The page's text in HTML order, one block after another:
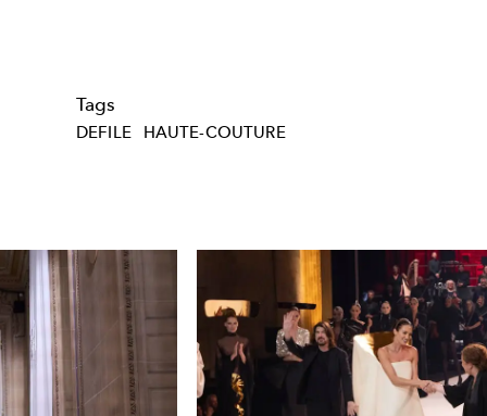
Tags
DEFILE HAUTE-COUTURE